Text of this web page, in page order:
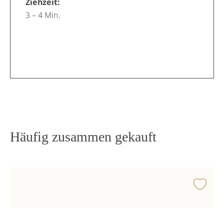
3 – 4 Min.
Häufig zusammen gekauft